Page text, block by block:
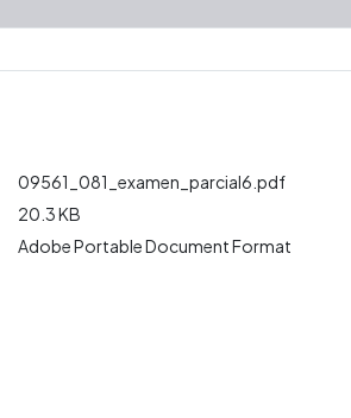
09561_081_examen_parcial6.pdf
20.3 KB
Adobe Portable Document Format